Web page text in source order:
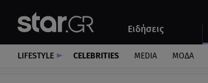
Ειδήσεις
Αυτοκίνητο
LIFESTYLE CELEBRITIES MEDIA ΜΟΔΑ